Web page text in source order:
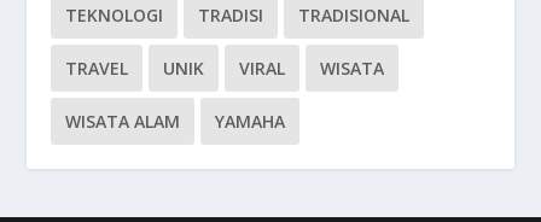
TEKNOLOGI TRADISI TRADISIONAL
TRAVEL UNIK VIRAL WISATA
WISATA ALAM YAMAHA